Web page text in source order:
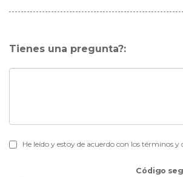
Tienes una pregunta?:
He leído y estoy de acuerdo con los términos y
Código